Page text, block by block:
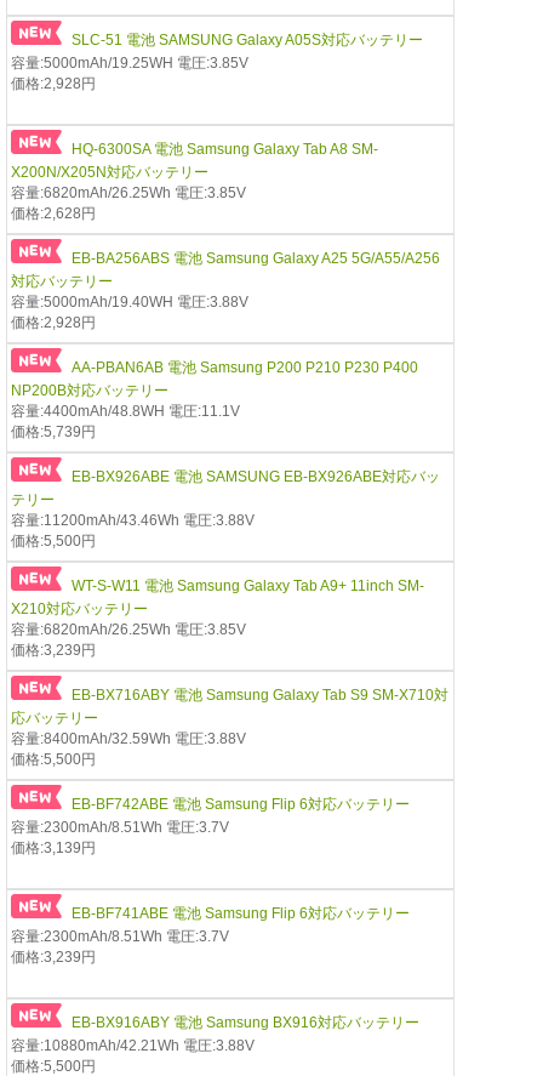
SLC-51 電池 SAMSUNG Galaxy A05S対応バッテリー
容量:5000mAh/19.25WH 電圧:3.85V
価格:2,928円
HQ-6300SA 電池 Samsung Galaxy Tab A8 SM-
X200N/X205N対応バッテリー
容量:6820mAh/26.25Wh 電圧:3.85V
価格:2,628円
EB-BA256ABS 電池 Samsung Galaxy A25 5G/A55/A256
対応バッテリー
容量:5000mAh/19.40WH 電圧:3.88V
価格:2,928円
AA-PBAN6AB 電池 Samsung P200 P210 P230 P400
NP200B対応バッテリー
容量:4400mAh/48.8WH 電圧:11.1V
価格:5,739円
EB-BX926ABE 電池 SAMSUNG EB-BX926ABE対応バッ
テリー
容量:11200mAh/43.46Wh 電圧:3.88V
価格:5,500円
WT-S-W11 電池 Samsung Galaxy Tab A9+ 11inch SM-
X210対応バッテリー
容量:6820mAh/26.25Wh 電圧:3.85V
価格:3,239円
EB-BX716ABY 電池 Samsung Galaxy Tab S9 SM-X710対
応バッテリー
容量:8400mAh/32.59Wh 電圧:3.88V
価格:5,500円
EB-BF742ABE 電池 Samsung Flip 6対応バッテリー
容量:2300mAh/8.51Wh 電圧:3.7V
価格:3,139円
EB-BF741ABE 電池 Samsung Flip 6対応バッテリー
容量:2300mAh/8.51Wh 電圧:3.7V
価格:3,239円
EB-BX916ABY 電池 Samsung BX916対応バッテリー
容量:10880mAh/42.21Wh 電圧:3.88V
価格:5,500円